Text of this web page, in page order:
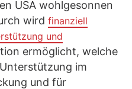
USA wohlgesonnen
wird finanziell
und
ermöglicht, welche
im
und für